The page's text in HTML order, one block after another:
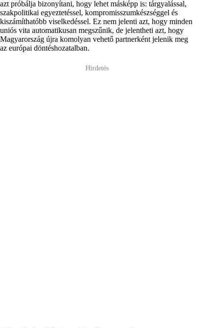
azt próbálja bizonyítani, hogy lehet másképp is: tárgyalással,
szakpolitikai egyeztetéssel, kompromisszumkészséggel és
kiszámíthatóbb viselkedéssel. Ez nem jelenti azt, hogy minden
uniós vita automatikusan megszűnik, de jelentheti azt, hogy
Magyarország újra komolyan vehető partnerként jelenik meg
az európai döntéshozatalban.
Hirdetés